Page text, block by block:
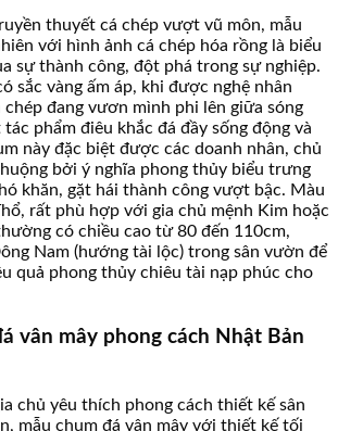
thuyết cá chép vượt vũ môn, mẫu
với hình ảnh cá chép hóa rồng là biểu
sự thành công, đột phá trong sự nghiệp.
sắc vàng ấm áp, khi được nghệ nhân
chép đang vươn mình phi lên giữa sóng
phẩm điêu khắc đá đầy sống động và
này đặc biệt được các doanh nhân, chủ
bởi ý nghĩa phong thủy biểu trưng
khăn, gặt hái thành công vượt bậc. Màu
rất phù hợp với gia chủ mệnh Kim hoặc
có chiều cao từ 80 đến 110cm,
Nam (hướng tài lộc) trong sân vườn để
quả phong thủy chiêu tài nạp phúc cho
vân mây phong cách Nhật Bản
chủ yêu thích phong cách thiết kế sân
mẫu chum đá vân mây với thiết kế tối